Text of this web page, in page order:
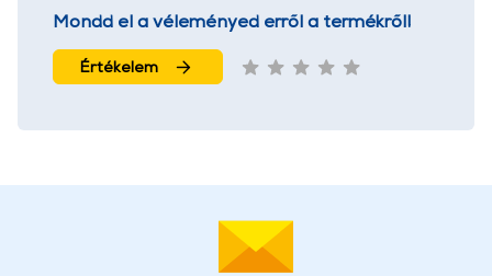
Mondd el a véleményed erről a termékről!
Értékelem